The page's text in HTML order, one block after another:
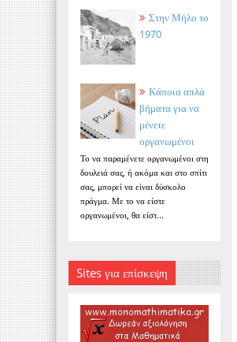
Στην Μήλο το
1970
Κάποια απλά
βήματα για να
μένετε
οργανωμένοι
Το να παραμένετε οργανωμένοι στη
δουλειά σας, ή ακόμα και στο σπίτι
σας, μπορεί να είναι δύσκολο
πράγμα. Με το να είστε
οργανωμένοι, θα είστ...
Sites για επίσκεψη